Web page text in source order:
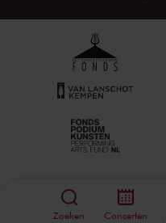
Zoeken Concerten